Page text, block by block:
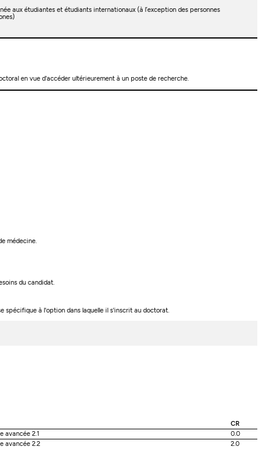
aux étudiantes et étudiants internationaux (à l’exception des personnes
en vue d'accéder ultérieurement à un poste de recherche.
médecine.
du candidat.
spécifique à l'option dans laquelle il s'inscrit au doctorat.
CR
avancée 2.1
0.0
avancée 2.2 2.0